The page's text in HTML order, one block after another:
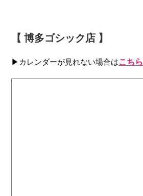
【 博多ゴシック店 】
▶カレンダーが見れない場合はこちら